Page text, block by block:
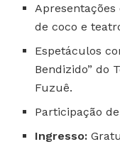
de coco e
Espetáculos
Bendizido” do
Fuzuê.
Participação
Ingresso: